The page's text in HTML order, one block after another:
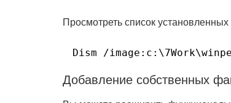
Просмотреть список
Dism /
Добавление собственных